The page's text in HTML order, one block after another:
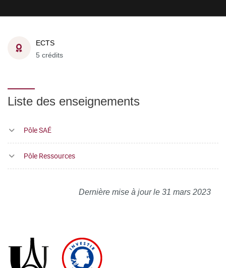
ECTS
5 crédits
Liste des enseignements
Pôle SAÉ
Pôle Ressources
Dernière mise à jour le 31 mars 2023